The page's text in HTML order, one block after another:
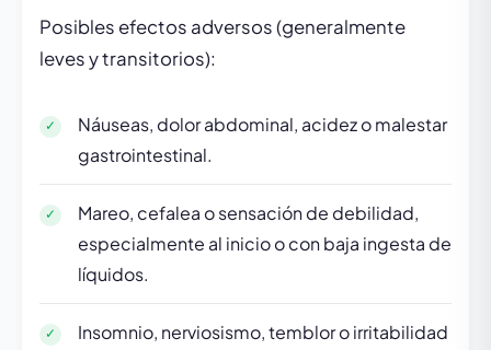
Posibles efectos adversos (generalmente
leves y transitorios):
Náuseas, dolor abdominal, acidez o malestar
gastrointestinal.
Mareo, cefalea o sensación de debilidad,
especialmente al inicio o con baja ingesta de
líquidos.
Insomnio, nerviosismo, temblor o irritabilidad